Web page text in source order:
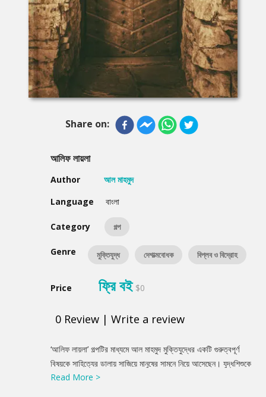
Share on:
আলিফ লায়লা
Author
আল মাহমুদ
Language
বাংলা
Category গল্প
Genre মুক্তিযুদ্ধ দেশাত্মবোধক বিপ্লব ও বিদ্রোহ
Price ফ্রি বই $0
0 Review | Write a review
Product
Summery
‘আলিফ লায়লা’ গল্পটির মাধ্যমে আল মাহমুদ মুক্তিযুদ্ধের একটি গুরুত্বপূর্ণ
বিষয়কে সাহিত্যের ডালায় সাজিয়ে মানুষের সামনে নিয়ে আসেছেন। যুদ্ধশিশুকে
কেন্দ্র করে গড়ে ওঠা গল্পটিতে মুক্তিযুদ্ধ পরবর্তী সময়কে সুনিপুনভাবে ফুটিয়ে
Read More >